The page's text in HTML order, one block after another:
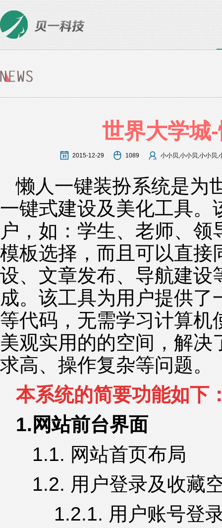
世界大学城
2015-12-29 1089 小小贝,小小贝,小小贝,
懒人一键装扮系统是为
一键式建设及美化工具。
户，如：学生、老师、
模板选择，而且可以直接
设、文章发布、导航建设
成。该工具为用户提供
等代码，无需学习计算机
美观实用的的空间，解
求高、操作复杂等问题。
本系统的简要功能如下
1.网站前台界面
1.1. 网站首页布局
1.2. 用户登录及收藏
1.2.1. 用户账号登